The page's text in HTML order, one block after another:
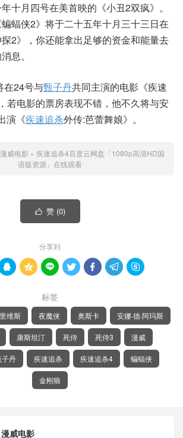
十月四号在美首映的《小丑2双疯》。
蝠侠2》将于二十五年十月三十三日在
2》，你还能拿出足够的资金和能量去
息。
在24号与甄子丹共同主演的电影《疾速
若电影的票房表现不错，他不久将与安
演《疾速追杀外传:芭蕾舞娘》。
漫威电影 » 疾速追杀4百度云网盘「1080p高清HD国
语版资源」在线观看
 赞 (0)
分享到
      
标签
维斯 夜魔侠 奥斯卡 安娜·德·阿玛斯
康斯坦汀 死侍 死侍3 漫威
子丹 疾速追杀 疾速追杀4 蝙蝠侠
金刚狼
漫威电影